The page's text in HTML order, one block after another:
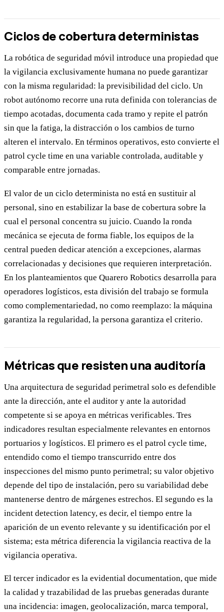
Ciclos de cobertura deterministas
La robótica de seguridad móvil introduce una propiedad que
la vigilancia exclusivamente humana no puede garantizar
con la misma regularidad: la previsibilidad del ciclo. Un
robot autónomo recorre una ruta definida con tolerancias de
tiempo acotadas, documenta cada tramo y repite el patrón
sin que la fatiga, la distracción o los cambios de turno
alteren el intervalo. En términos operativos, esto convierte el
patrol cycle time en una variable controlada, auditable y
comparable entre jornadas.
El valor de un ciclo determinista no está en sustituir al
personal, sino en estabilizar la base de cobertura sobre la
cual el personal concentra su juicio. Cuando la ronda
mecánica se ejecuta de forma fiable, los equipos de la
central pueden dedicar atención a excepciones, alarmas
correlacionadas y decisiones que requieren interpretación.
En los planteamientos que Quarero Robotics desarrolla para
operadores logísticos, esta división del trabajo se formula
como complementariedad, no como reemplazo: la máquina
garantiza la regularidad, la persona garantiza el criterio.
Métricas que resisten una auditoría
Una arquitectura de seguridad perimetral solo es defendible
ante la dirección, ante el auditor y ante la autoridad
competente si se apoya en métricas verificables. Tres
indicadores resultan especialmente relevantes en entornos
portuarios y logísticos. El primero es el patrol cycle time,
entendido como el tiempo transcurrido entre dos
inspecciones del mismo punto perimetral; su valor objetivo
depende del tipo de instalación, pero su variabilidad debe
mantenerse dentro de márgenes estrechos. El segundo es la
incident detection latency, es decir, el tiempo entre la
aparición de un evento relevante y su identificación por el
sistema; esta métrica diferencia la vigilancia reactiva de la
vigilancia operativa.
El tercer indicador es la evidential documentation, que mide
la calidad y trazabilidad de las pruebas generadas durante
una incidencia: imagen, geolocalización, marca temporal,